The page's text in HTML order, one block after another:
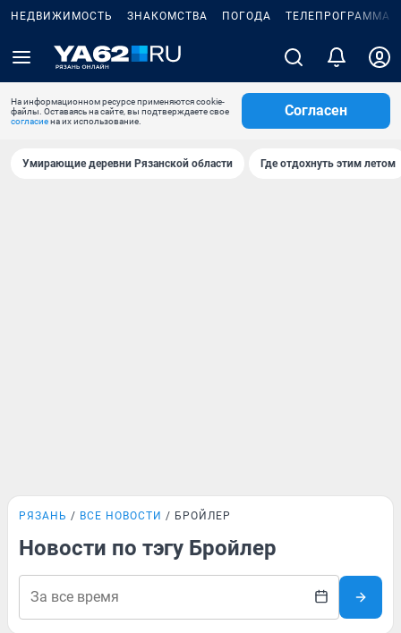
НЕДВИЖИМОСТЬ ЗНАКОМСТВА ПОГОДА ТЕЛЕПРОГРАММА
На информационном ресурсе применяются cookie-
файлы. Оставаясь на сайте, вы подтверждаете свое
согласиена их использование.
Согласен
Умирающие деревни Рязанской области Где отдохнуть этим летом
РЯЗАНЬ ВСЕ НОВОСТИ БРОЙЛЕР
Новости по тэгу Бройлер